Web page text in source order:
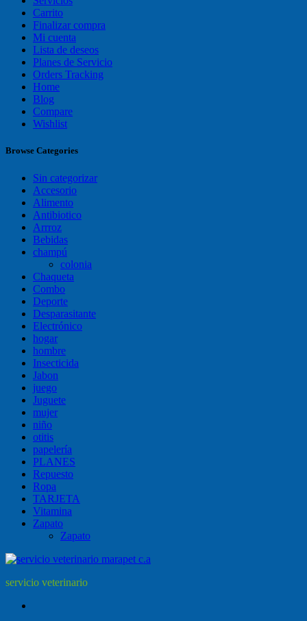
Carrito
Finalizar compra
Mi cuenta
Lista de deseos
Planes de Servicio
Orders Tracking
Home
Blog
Compare
Wishlist
Browse Categories
Sin categorizar
Accesorio
Alimento
Antibiotico
Arrroz
Bebidas
champú
colonia
Chaqueta
Combo
Deporte
Desparasitante
Electrónico
hogar
hombre
Insecticida
Jabon
juego
Juguete
mujer
niño
otitis
papelería
PLANES
Repuesto
Ropa
TARJETA
Vitamina
Zapato
Zapato
servicio veterinario